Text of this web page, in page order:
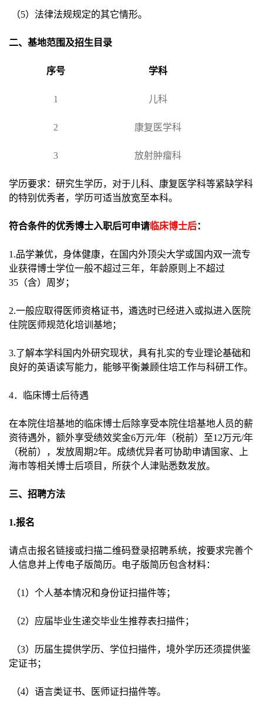
（5）法律法规规定的其它情形。
二、基地范围及招生目录
序号 学科
1 儿科
2 康复医学科
3 放射肿瘤科
学历要求：研究生学历，对于儿科、康复医学科等紧缺学科
的特别优秀者，学历可适当放宽至本科。
符合条件的优秀博士入职后可申请 临床博士后：
1.品学兼优，身体健康，在国内外顶尖大学或国内双一流专
业获得博士学位一般不超过三年，年龄原则上不超过
35（含）周岁；
2.一般应取得医师资格证书，遴选时已经进入或拟进入医院
住院医师规范化培训基地；
3.了解本学科国内外研究现状，具有扎实的专业理论基础和
良好的英语读写能力，能够平衡兼顾住培工作与科研工作。
4．临床博士后待遇
在本院住培基地的临床博士后除享受本院住培基地人员的薪
资待遇外，额外享受绩效奖金6万元/年（税前）至12万元/年
（税前），发放周期2年。成绩优异者可协助申请国家、上
海市等相关博士后项目，所获个人津贴悉数发放。
三、招聘方法
1.报名
请点击报名链接或扫描二维码登录招聘系统，按要求完善个
人信息并上传电子版简历。电子版简历包含材料：
（1）个人基本情况和身份证扫描件等；
（2）应届毕业生递交毕业生推荐表扫描件；
（3）历届生提供学历、学位扫描件，境外学历还须提供鉴
定证书；
（4）语言类证书、医师证扫描件等。